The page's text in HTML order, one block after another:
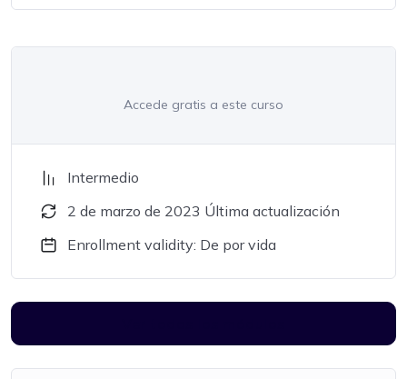
Accede gratis a este curso
Intermedio
2 de marzo de 2023 Última actualización
Enrollment validity: De por vida